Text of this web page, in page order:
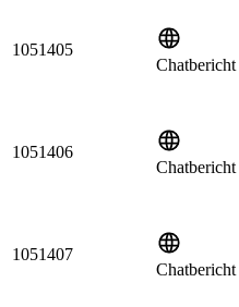
1051405
Chatbericht
1051406
Chatbericht
1051407
Chatbericht